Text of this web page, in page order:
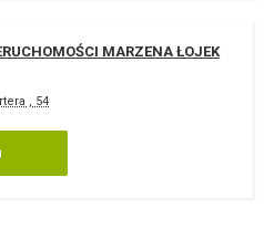
MARZENA ŁOJEK
, 54